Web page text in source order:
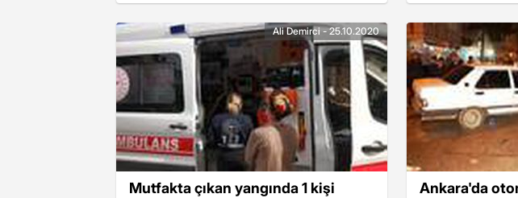
Mutfakta çıkan yangında 1 kişi
Ali Demirci - 25.10.2020
Ankara'da